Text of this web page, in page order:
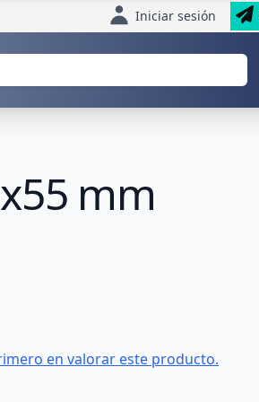
Iniciar sesión
mm
en valorar este producto.